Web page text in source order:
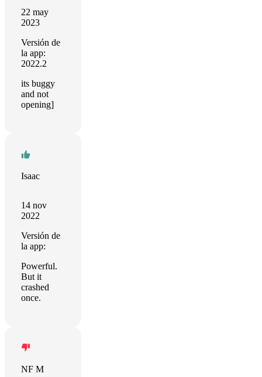
22 may
2023
Versión de
la app:
2022.2
its buggy
and not
opening]
Isaac
14 nov
2022
Versión de
la app:
Powerful.
But it
crashed
once.
NF M